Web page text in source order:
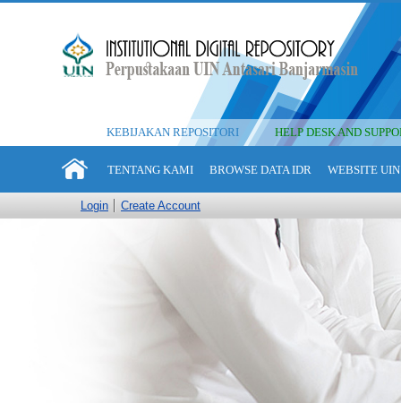
KEBIJAKAN REPOSITORI HELP DESK AND
TENTANG KAMI BROWSE DATA IDR WEBSITE
Login Create Account